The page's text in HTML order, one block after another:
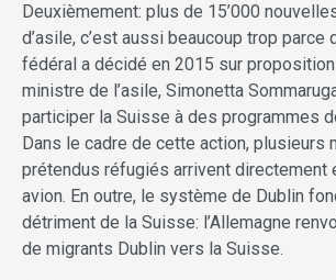
Deuxièmement: plus de 15’000
d’asile, c’est aussi beaucoup trop parce
fédéral a décidé en 2015 sur proposition
ministre de l’asile, Simonetta
participer la Suisse à des programmes
Dans le cadre de cette action, plusieurs
prétendus réfugiés arrivent directement
avion. En outre, le système de Dublin
détriment de la Suisse: l’Allemagne
de migrants Dublin vers la Suisse.